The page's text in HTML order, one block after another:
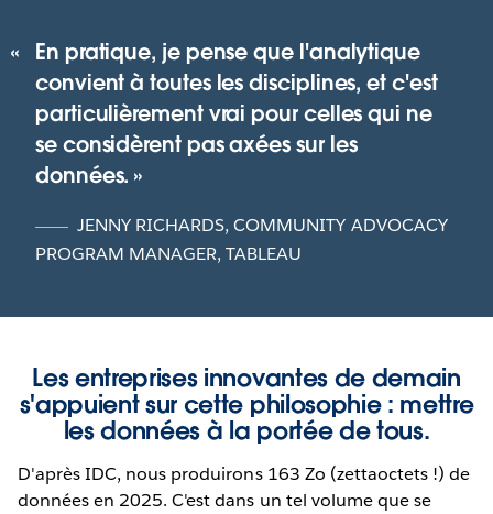
Video
En pratique, je pense que l'analytique
convient à toutes les disciplines, et c'est
particulièrement vrai pour celles qui ne
se considèrent pas axées sur les
données.
JENNY RICHARDS, COMMUNITY ADVOCACY
PROGRAM MANAGER, TABLEAU
Les entreprises innovantes de demain
s'appuient sur cette philosophie : mettre
les données à la portée de tous.
D'après IDC, nous produirons 163 Zo (zettaoctets !) de
données en 2025. C'est dans un tel volume que se